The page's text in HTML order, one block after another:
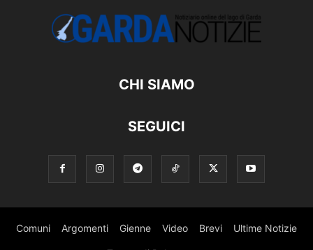
CHI SIAMO
SEGUICI
Comuni Argomenti Gienne Video Brevi Ultime Notizie